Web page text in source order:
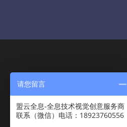
盟云全息将依托全球先
技术和云平台，以裸眼，
请您留言
盟云全息-全息技术视觉创意服务商
联系（微信）电话：18923760556